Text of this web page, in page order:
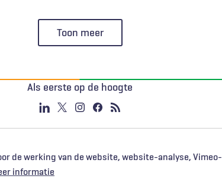
de werking van de website, website-analyse, Vimeo-
informatie
Toon meer
Als eerste op de hoogte